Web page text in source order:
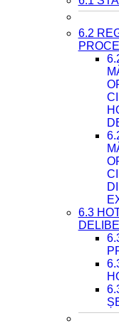
6.2
6.3